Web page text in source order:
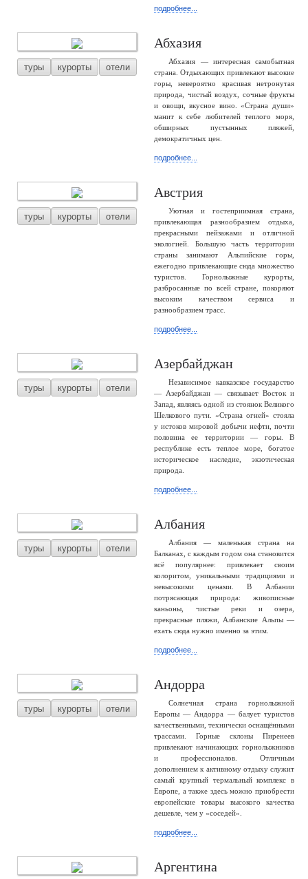
подробнее...
туры курорты отели
Абхазия
Абхазия — интересная самобытная
страна. Отдыхающих привлекают высокие
горы, невероятно красивая нетронутая
природа, чистый воздух, сочные фрукты
и овощи, вкусное вино. «Страна души»
манит к себе любителей теплого моря,
обширных пустынных пляжей,
демократичных цен.
подробнее...
туры курорты отели
Австрия
Уютная и гостеприимная страна,
привлекающая разнообразием отдыха,
прекрасными пейзажами и отличной
экологией. Большую часть территории
страны занимают Альпийские горы,
ежегодно привлекающие сюда множество
туристов. Горнолыжные курорты,
разбросанные по всей стране, покоряют
высоким качеством сервиса и
разнообразием трасс.
подробнее...
туры курорты отели
Азербайджан
Независимое кавказское государство
— Азербайджан — связывает Восток и
Запад, являясь одной из стоянок Великого
Шелкового пути. «Страна огней» стояла
у истоков мировой добычи нефти, почти
половина ее территории — горы. В
республике есть теплое море, богатое
историческое наследие, экзотическая
природа.
подробнее...
туры курорты отели
Албания
Албания — маленькая страна на
Балканах, с каждым годом она становится
всё популярнее: привлекает своим
колоритом, уникальными традициями и
невысокими ценами. В Албании
потрясающая природа: живописные
каньоны, чистые реки и озера,
прекрасные пляжи, Албанские Альпы —
ехать сюда нужно именно за этим.
подробнее...
туры курорты отели
Андорра
Солнечная страна горнолыжной
Европы — Андорра — балует туристов
качественными, технически оснащёнными
трассами. Горные склоны Пиренеев
привлекают начинающих горнолыжников
и профессионалов. Отличным
дополнением к активному отдыху служит
самый крупный термальный комплекс в
Европе, а также здесь можно приобрести
европейские товары высокого качества
дешевле, чем у «соседей».
подробнее...
Аргентина